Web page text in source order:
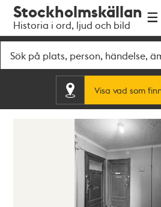
navigationen
huvudinnehållet
Stockholmskällan
Historia i ord, ljud och bild
Visa vad som